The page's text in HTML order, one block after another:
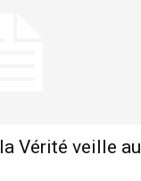
Vérité veille au